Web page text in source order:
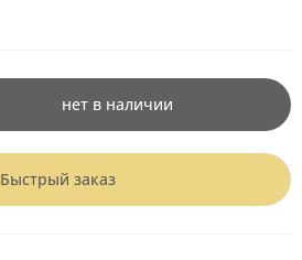
нет в наличии
Быстрый заказ